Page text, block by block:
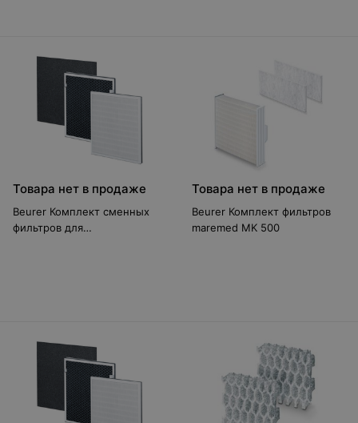
Товара нет в продаже
Beurer Комплект сменных
фильтров для
Товара нет в продаже
Beurer Комплект фильтров
maremed MK 500